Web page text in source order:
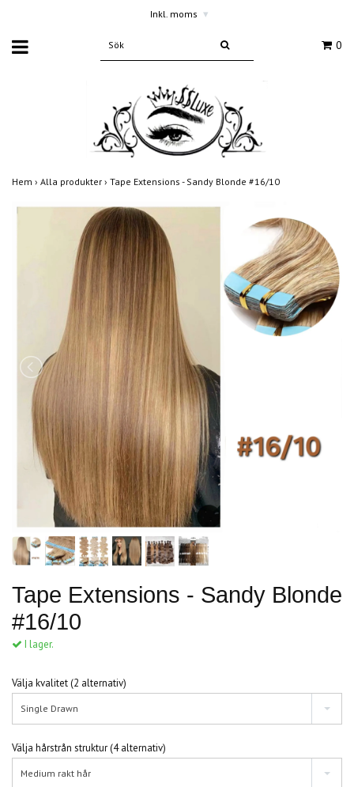
Inkl. moms ▾
0
Hem › Alla produkter › Tape Extensions - Sandy Blonde #16/10
Tape Extensions - Sandy Blonde
#16/10
I lager.
Välja kvalitet (2 alternativ)
Single Drawn
Välja hårstrån struktur (4 alternativ)
Medium rakt hår